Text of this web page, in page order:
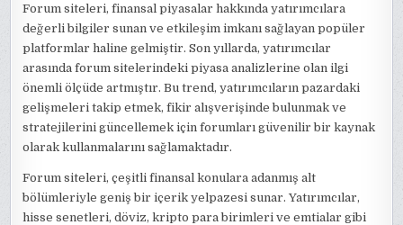
Forum siteleri, finansal piyasalar hakkında yatırımcılara
değerli bilgiler sunan ve etkileşim imkanı sağlayan popüler
platformlar haline gelmiştir. Son yıllarda, yatırımcılar
arasında forum sitelerindeki piyasa analizlerine olan ilgi
önemli ölçüde artmıştır. Bu trend, yatırımcıların pazardaki
gelişmeleri takip etmek, fikir alışverişinde bulunmak ve
stratejilerini güncellemek için forumları güvenilir bir kaynak
olarak kullanmalarını sağlamaktadır.
Forum siteleri, çeşitli finansal konulara adanmış alt
bölümleriyle geniş bir içerik yelpazesi sunar. Yatırımcılar,
hisse senetleri, döviz, kripto para birimleri ve emtialar gibi